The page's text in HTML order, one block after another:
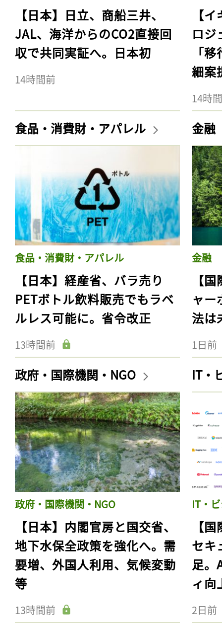
【日本】日立、商船三井、
JAL、海洋からのCO2直接回
収で共同実証へ。日本初
14時間前
【
ロジ
「
細案
14時
食品・消費財・アパレル
食品・消費財・アパレル
【日本】経産省、バラ売り
PETボトル飲料販売でもラベ
ルレス可能に。省令改正
13時間前
金融
金融
【
ャー
法は
1日前
政府・国際機関・NGO
政府・国際機関・NGO
【日本】内閣官房と国交省、
地下水保全政策を強化へ。需
要増、外国人利用、気候変動
等
13時間前
IT・
IT・
【
セキ
足。
ィ向
2日前